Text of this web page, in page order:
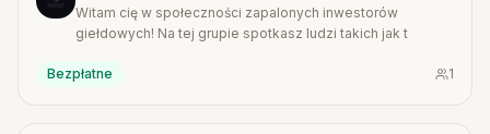
Witam cię w społeczności zapalonych inwestorów
giełdowych! Na tej grupie spotkasz ludzi takich jak t
Bezpłatne 1